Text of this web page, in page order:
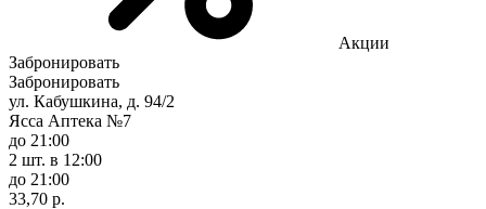
Акции
Забронировать
Забронировать
ул. Кабушкина, д. 94/2
Ясса Аптека №7
до 21:00
2 шт. в 12:00
до 21:00
33,70 р.